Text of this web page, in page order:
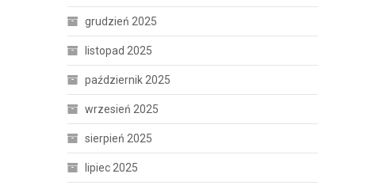
grudzień 2025
listopad 2025
październik 2025
wrzesień 2025
sierpień 2025
lipiec 2025